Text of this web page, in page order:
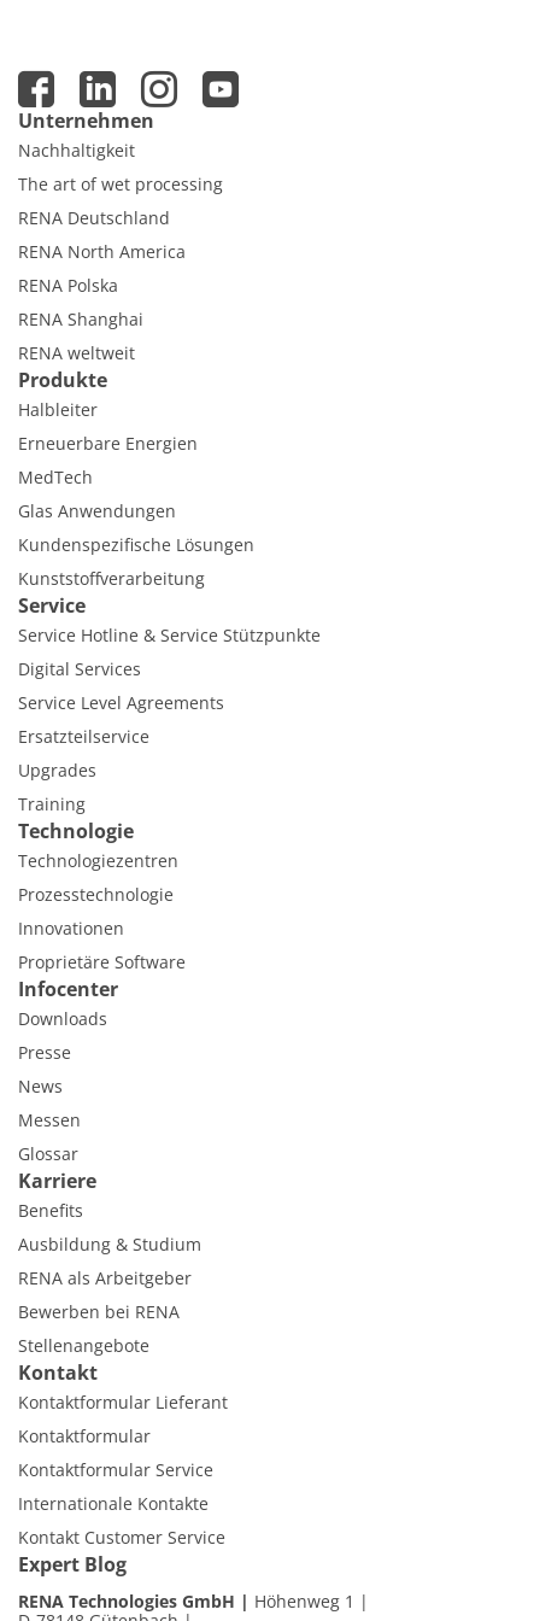
Unternehmen
Nachhaltigkeit
The art of wet processing
RENA Deutschland
RENA North America
RENA Polska
RENA Shanghai
RENA weltweit
Produkte
Halbleiter
Erneuerbare Energien
MedTech
Glas Anwendungen
Kundenspezifische Lösungen
Kunststoffverarbeitung
Service
Service Hotline & Service Stützpunkte
Digital Services
Service Level Agreements
Ersatzteilservice
Upgrades
Training
Technologie
Technologiezentren
Prozesstechnologie
Innovationen
Proprietäre Software
Infocenter
Downloads
Presse
News
Messen
Glossar
Karriere
Benefits
Ausbildung & Studium
RENA als Arbeitgeber
Bewerben bei RENA
Stellenangebote
Kontakt
Kontaktformular Lieferant
Kontaktformular
Kontaktformular Service
Internationale Kontakte
Kontakt Customer Service
Expert Blog
RENA Technologies GmbH
Höhenweg 1